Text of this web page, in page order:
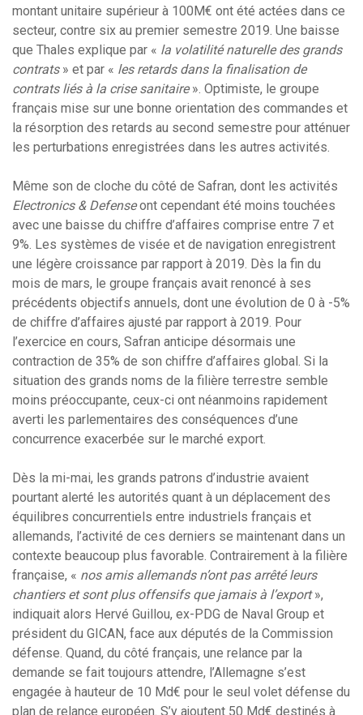
montant unitaire supérieur à 100M€ ont été actées dans ce
secteur, contre six au premier semestre 2019. Une baisse
que Thales explique par « la volatilité naturelle des grands
contrats» et par « les retards dans la finalisation de
contrats liés à la crise sanitaire». Optimiste, le groupe
français mise sur une bonne orientation des commandes et
la résorption des retards au second semestre pour atténuer
les perturbations enregistrées dans les autres activités.
Même son de cloche du côté de Safran, dont les activités
Electronics & Defenseont cependant été moins touchées
avec une baisse du chiffre d’affaires comprise entre 7 et
9%. Les systèmes de visée et de navigation enregistrent
une légère croissance par rapport à 2019. Dès la fin du
mois de mars, le groupe français avait renoncé à ses
précédents objectifs annuels, dont une évolution de 0 à -5%
de chiffre d’affaires ajusté par rapport à 2019. Pour
l’exercice en cours, Safran anticipe désormais une
contraction de 35% de son chiffre d’affaires global. Si la
situation des grands noms de la filière terrestre semble
moins préoccupante, ceux-ci ont néanmoins rapidement
averti les parlementaires des conséquences d’une
concurrence exacerbée sur le marché export.
Dès la mi-mai, les grands patrons d’industrie avaient
pourtant alerté les autorités quant à un déplacement des
équilibres concurrentiels entre industriels français et
allemands, l’activité de ces derniers se maintenant dans un
contexte beaucoup plus favorable. Contrairement à la filière
française, « nos amis allemands n’ont pas arrêté leurs
chantiers et sont plus offensifs que jamais à l’export»,
indiquait alors Hervé Guillou, ex-PDG de Naval Group et
président du GICAN, face aux députés de la Commission
défense. Quand, du côté français, une relance par la
demande se fait toujours attendre, l’Allemagne s’est
engagée à hauteur de 10 Md€ pour le seul volet défense du
plan de relance européen. S’y ajoutent 50 Md€ destinés à